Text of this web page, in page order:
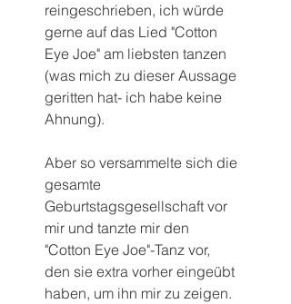
reingeschrieben, ich würde
gerne auf das Lied "Cotton
Eye Joe" am liebsten tanzen
(was mich zu dieser Aussage
geritten hat- ich habe keine
Ahnung).
Aber so versammelte sich die
gesamte
Geburtstagsgesellschaft vor
mir und tanzte mir den
"Cotton Eye Joe"-Tanz vor,
den sie extra vorher eingeübt
haben, um ihn mir zu zeigen.